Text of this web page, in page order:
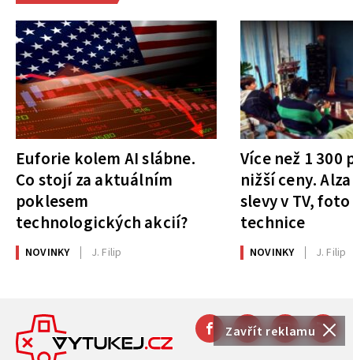
Zavřít reklamu
Euforie kolem AI slábne.
Co stojí za aktuálním
poklesem
technologických akcií?
NOVINKY J. Filip
Více než 1
nižší ceny.
slevy v TV,
technice
NOVINKY J. Filip